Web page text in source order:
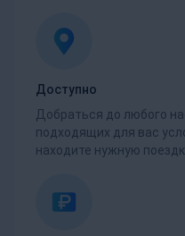
Доступно
Добраться до любого
подходящих для вас
находите нужную